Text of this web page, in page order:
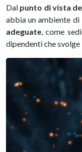
Dal punto di vista
abbia un ambiente di
adeguate, come
dipendenti che